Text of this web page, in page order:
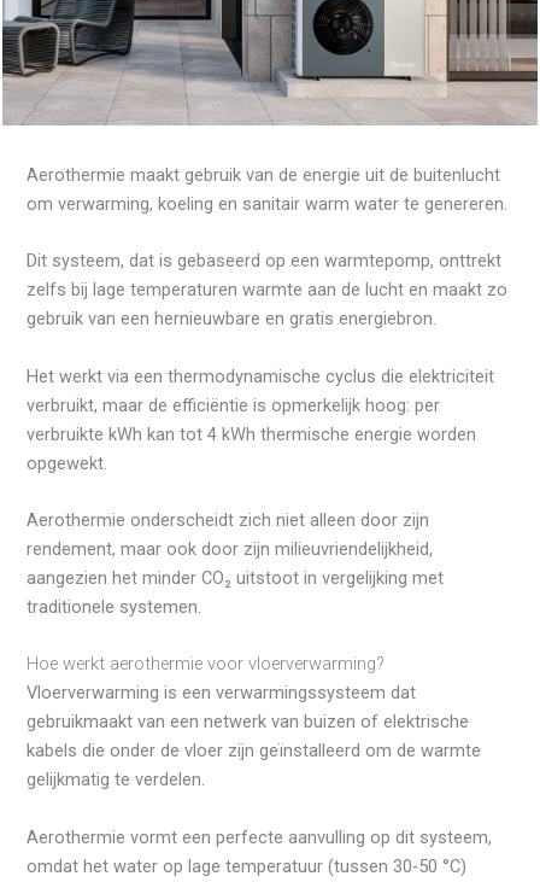
Aerothermie maakt gebruik van de energie uit de buitenlucht
om verwarming, koeling en sanitair warm water te genereren.
Dit systeem, dat is gebaseerd op een warmtepomp, onttrekt
zelfs bij lage temperaturen warmte aan de lucht en maakt zo
gebruik van een hernieuwbare en gratis energiebron.
Het werkt via een thermodynamische cyclus die elektriciteit
verbruikt, maar de efficiëntie is opmerkelijk hoog: per
verbruikte kWh kan tot 4 kWh thermische energie worden
opgewekt.
Aerothermie onderscheidt zich niet alleen door zijn
rendement, maar ook door zijn milieuvriendelijkheid,
aangezien het minder CO₂ uitstoot in vergelijking met
traditionele systemen.
Hoe werkt aerothermie voor vloerverwarming?
Vloerverwarming is een verwarmingssysteem dat
gebruikmaakt van een netwerk van buizen of elektrische
kabels die onder de vloer zijn geïnstalleerd om de warmte
gelijkmatig te verdelen.
Aerothermie vormt een perfecte aanvulling op dit systeem,
omdat het water op lage temperatuur (tussen 30-50 °C)